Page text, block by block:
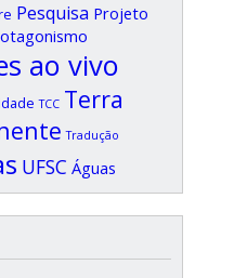
Pesquisa Projeto
ao vivo
TCC Terra
Tradução
UFSC Águas